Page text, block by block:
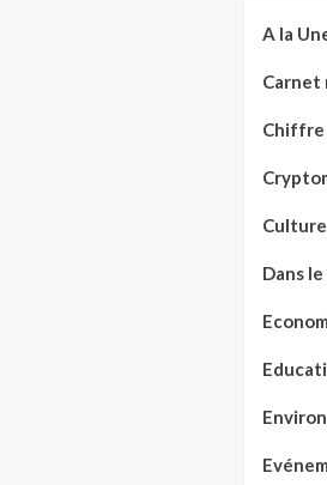
A la
Carnet
Chiffre
Culture
Dans